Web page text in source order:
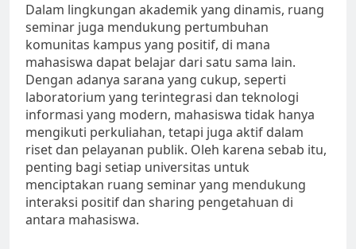
Dalam lingkungan akademik yang dinamis, ruang
seminar juga mendukung pertumbuhan
komunitas kampus yang positif, di mana
mahasiswa dapat belajar dari satu sama lain.
Dengan adanya sarana yang cukup, seperti
laboratorium yang terintegrasi dan teknologi
informasi yang modern, mahasiswa tidak hanya
mengikuti perkuliahan, tetapi juga aktif dalam
riset dan pelayanan publik. Oleh karena sebab itu,
penting bagi setiap universitas untuk
menciptakan ruang seminar yang mendukung
interaksi positif dan sharing pengetahuan di
antara mahasiswa.